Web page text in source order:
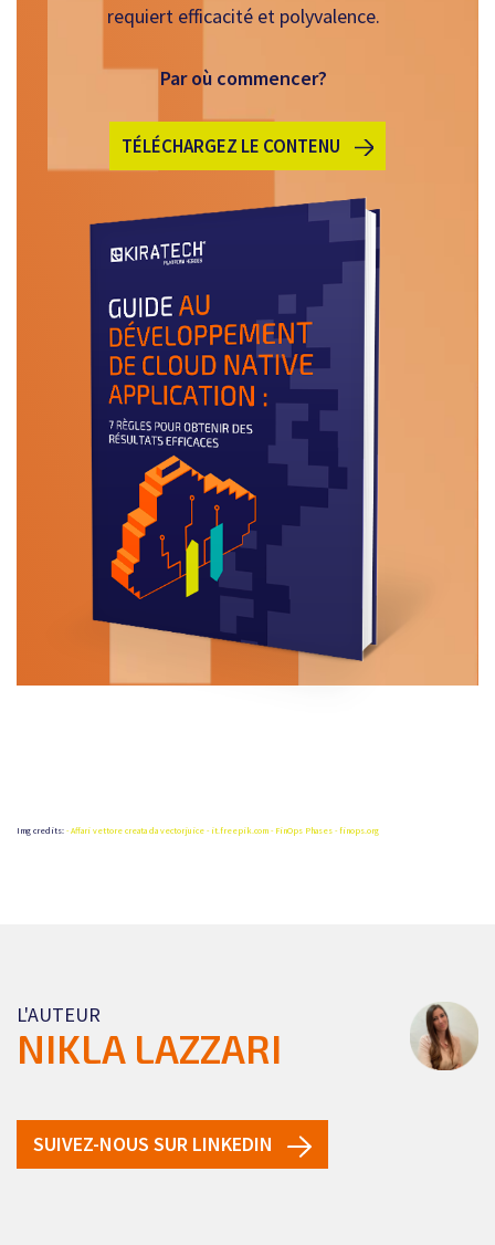
requiert efficacité et polyvalence.
Par où commencer?
TÉLÉCHARGEZ LE CONTENU
Img credits: - Affari vettore creata da vectorjuice - it.freepik.com - FinOps Phases - finops.org
L'AUTEUR
NIKLA LAZZARI
SUIVEZ-NOUS SUR LINKEDIN